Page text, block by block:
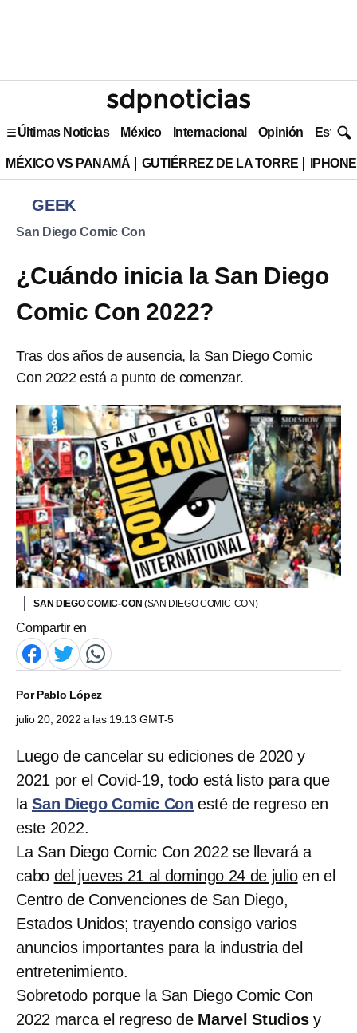
Últimas Noticias México Internacional Opinión Estilo
MÉXICO VS PANAMÁ GUTIÉRREZ DE LA TORRE
GEEK
San Diego Comic Con
¿Cuándo inicia la San Diego
Comic Con 2022?
Tras dos años de ausencia, la San Diego Comic
Con 2022 está a punto de comenzar.
SAN DIEGO COMIC-CON (SAN DIEGO COMIC-CON)
Compartir en
PorPablo López
julio 20, 2022 a las 19:13 GMT-5
Luego de cancelar su ediciones de 2020 y
2021 por el Covid-19, todo está listo para que
la San Diego Comic Con esté de regreso en
este 2022.
La San Diego Comic Con 2022 se llevará a
cabo del jueves 21 al domingo 24 de julioen el
Centro de Convenciones de San Diego,
Estados Unidos; trayendo consigo varios
anuncios importantes para la industria del
entretenimiento.
Sobretodo porque la San Diego Comic Con
2022 marca el regreso de Marvel Studiosy